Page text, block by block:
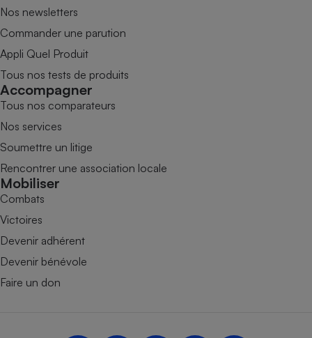
Nos newsletters
Commander une parution
Appli Quel Produit
Tous nos tests de produits
Accompagner
Tous nos comparateurs
Nos services
Soumettre un litige
Rencontrer une association locale
Mobiliser
Combats
Victoires
Devenir adhérent
Devenir bénévole
Faire un don